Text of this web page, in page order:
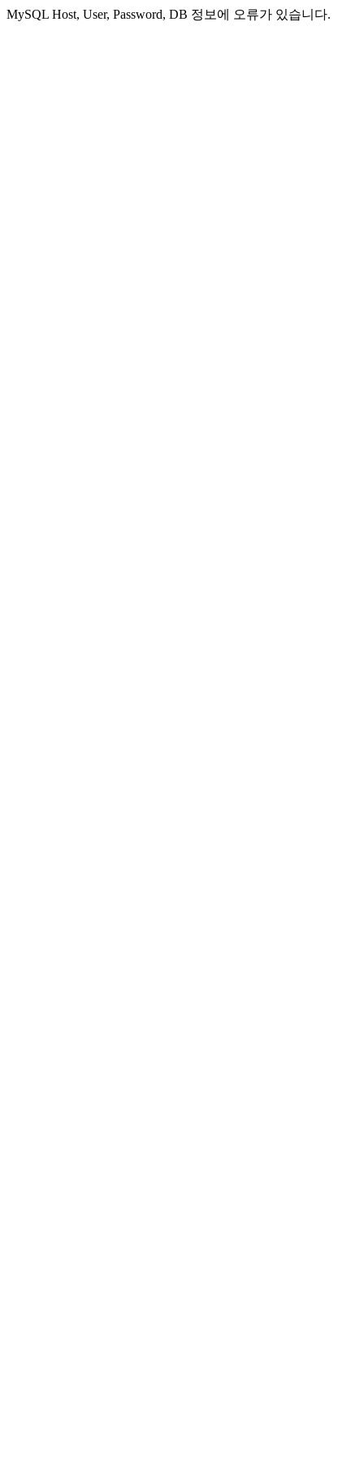
MySQL Host, User, Password, DB 정보에 오류가 있습니다.